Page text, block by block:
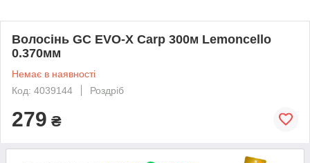
Волосінь GC EVO-X Carp 300м Lemoncello
0.370мм
Немає в наявності
Код: 4039144
Роздріб
279 ₴